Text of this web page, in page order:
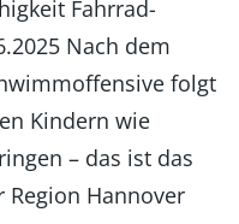
Fahrrad-
Nach dem
folgt
Kindern wie
– das ist das
Region Hannover